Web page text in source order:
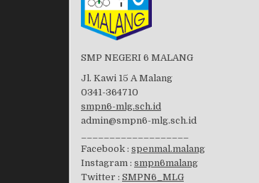
SMP NEGERI 6 MALANG
Jl. Kawi 15 A Malang
0341-364710
smpn6-mlg.sch.id
admin@smpn6-mlg.sch.id
Facebook : spenmal.malang
Instagram : smpn6malang
Twitter : SMPN6_MLG